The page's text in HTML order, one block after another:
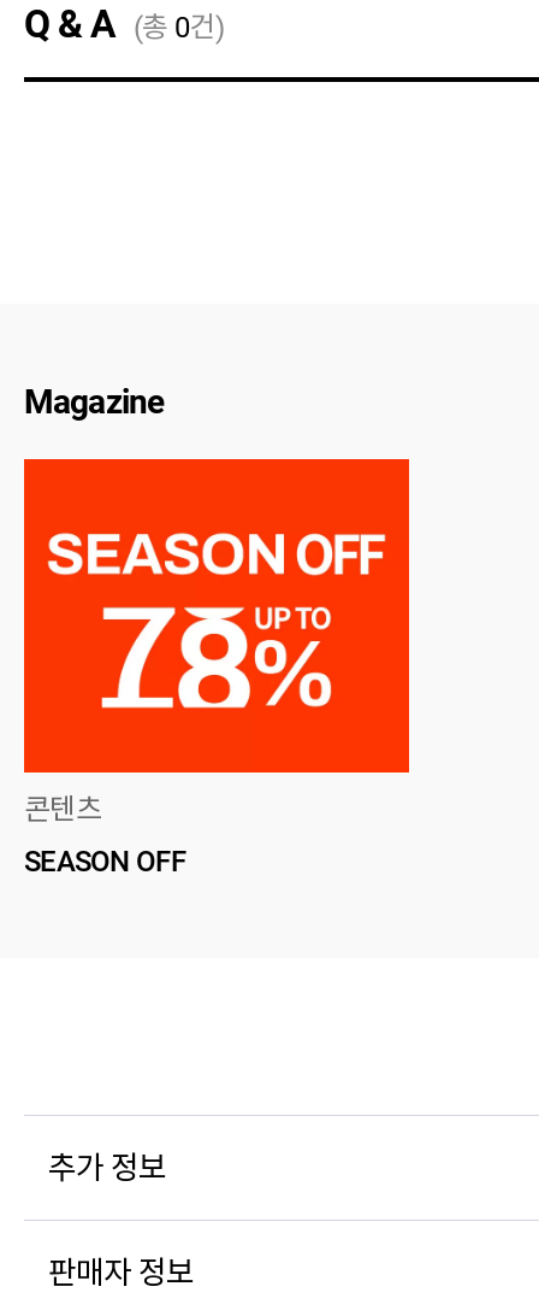
Q & A (총 0건)
Magazine
콘텐츠
SEASON OFF
추가 정보
판매자 정보